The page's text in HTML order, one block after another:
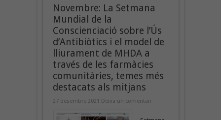
Novembre: La Setmana
Mundial de la
Conscienciació sobre l’Ús
d’Antibiòtics i el model de
lliurament de MHDA a
través de les farmàcies
comunitàries, temes més
destacats als mitjans
27 desembre 2021 Deixa un comentari